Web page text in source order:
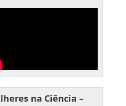
na Ciência –